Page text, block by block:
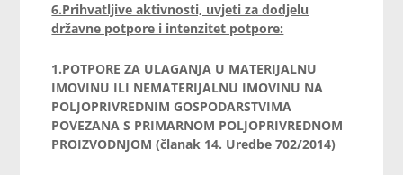
6.Prihvatljive aktivnosti, uvjeti za dodjelu
državne potpore i intenzitet potpore:
1.POTPORE ZA ULAGANJA U MATERIJALNU
IMOVINU ILI NEMATERIJALNU IMOVINU NA
POLJOPRIVREDNIM GOSPODARSTVIMA
POVEZANA S PRIMARNOM POLJOPRIVREDNOM
PROIZVODNJOM (članak 14. Uredbe 702/2014)